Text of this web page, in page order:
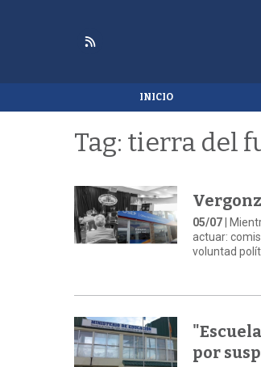
INICIO
Tag: tierra del
05/07 |
actuar:
voluntad
por